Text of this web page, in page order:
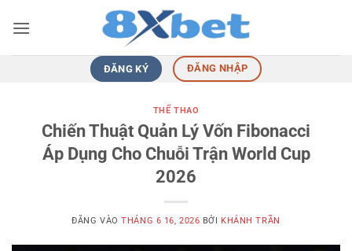
qua
ĐĂNG KÝ ĐĂNG NHẬP
THỂ THAO
Chiến Thuật Quản Lý Vốn Fibonacci
Áp Dụng Cho Chuỗi Trận World Cup
2026
ĐĂNG VÀOTHÁNG 6 16, 2026 BỞI KHÁNH TRẦN